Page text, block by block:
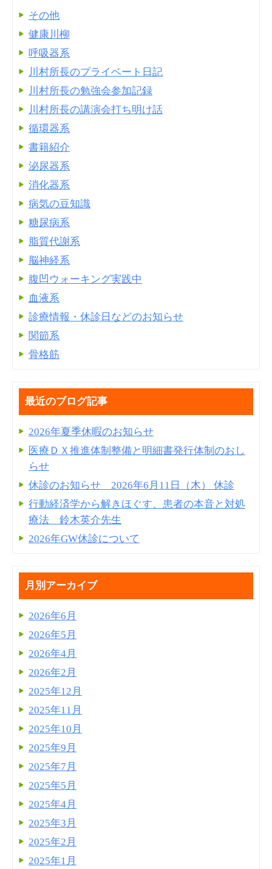
その他
健康川柳
呼吸器系
川村所長のプライベート日記
川村所長の勉強会参加記録
川村所長の講演会打ち明け話
循環器系
書籍紹介
泌尿器系
消化器系
病気の豆知識
糖尿病系
脂質代謝系
脳神経系
腹凹ウォーキング実践中
血液系
診療情報・休診日などのお知らせ
関節系
骨格筋
最近のブログ記事
2026年夏季休暇のお知らせ
医療ＤＸ推進体制整備と明細書発⾏体制のおし
らせ
休診のお知らせ 2026年6月11日（木） 休診
行動経済学から解きほぐす、患者の本音と対処
療法 鈴木英介先生
2026年GW休診について
月別アーカイブ
2026年6月
2026年5月
2026年4月
2026年2月
2025年12月
2025年11月
2025年10月
2025年9月
2025年7月
2025年5月
2025年4月
2025年3月
2025年2月
2025年1月